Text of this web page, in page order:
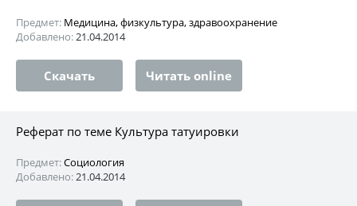
Предмет: Медицина, физкультура, здравоохранение
Добавлено:21.04.2014
Скачать Читать online
Реферат по теме Культура татуировки
Предмет:Социология
Добавлено:21.04.2014